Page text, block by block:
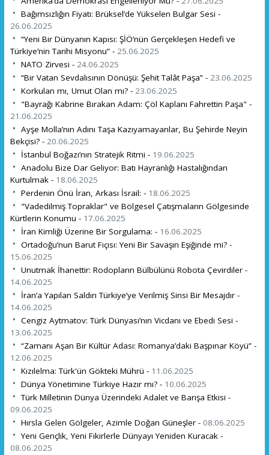
Bağımsızlığın Fiyatı: Brüksel’de Yükselen Bulgar Sesi -
26.06.2025
“Yeni Bir Dünyanın Kapısı: ŞİÖ’nün Gerçekleşen Hedefi ve
Türkiye’nin Tarihi Misyonu” - 25.06.2025
NATO Zirvesi - 24.06.2025
“Bir Vatan Sevdalısının Dönüşü: Şehit Talât Paşa” - 23.06.2025
Korkulan mı, Umut Olan mı? - 23.06.2025
"Bayrağı Kabrine Bırakan Adam: Çöl Kaplanı Fahrettin Paşa" -
21.06.2025
Ayşe Molla’nın Adını Taşa Kazıyamayanlar, Bu Şehirde Neyin
Bekçisi? - 20.06.2025
İstanbul Boğazı’nın Stratejik Ritmi - 19.06.2025
Anadolu Bize Dar Geliyor: Batı Hayranlığı Hastalığından
Kurtulmak - 18.06.2025
Perdenin Önü İran, Arkası İsrail: - 18.06.2025
"Vadedilmiş Topraklar" ve Bölgesel Çatışmaların Gölgesinde
Kürtlerin Konumu - 17.06.2025
İran Kimliği Üzerine Bir Sorgulama: - 16.06.2025
Ortadoğu’nun Barut Fıçısı: Yeni Bir Savaşın Eşiğinde mi? -
15.06.2025
Unutmak İhanettir: Rodopların Bülbülünü Robota Çevirdiler -
14.06.2025
İran’a Yapılan Saldırı Türkiye’ye Verilmiş Sinsi Bir Mesajdır -
14.06.2025
Cengiz Aytmatov: Türk Dünyası’nın Vicdanı ve Ebedi Sesi -
13.06.2025
“Zamanı Aşan Bir Kültür Adası: Romanya’daki Başpınar Köyü” -
12.06.2025
Kızılelma: Türk'ün Gökteki Mührü - 11.06.2025
Dünya Yönetimine Türkiye Hazır mı? - 10.06.2025
Türk Milletinin Dünya Üzerindeki Adalet ve Barışa Etkisi -
09.06.2025
Hırsla Gelen Gölgeler, Azimle Doğan Güneşler - 08.06.2025
Yeni Gençlik, Yeni Fikirlerle Dünyayı Yeniden Kuracak -
08.06.2025